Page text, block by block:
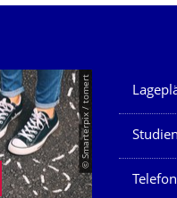
© Smarterpix / tomert